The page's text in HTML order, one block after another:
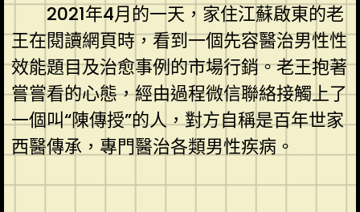
2021年4月的一天，家住江蘇啟東的老
王在閱讀網頁時，看到一個先容醫治男性性
效能題目及治愈事例的市場行銷。老王抱著
嘗嘗看的心態，經由過程微信聯絡接觸上了
一個叫“陳傳授”的人，對方自稱是百年世家
西醫傳承，專門醫治各類男性疾病。